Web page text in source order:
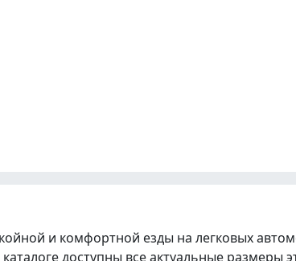
и комфортной езды на легковых
доступны все актуальные